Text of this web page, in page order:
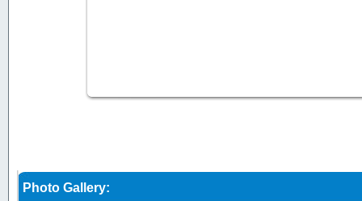
Photo Gallery: